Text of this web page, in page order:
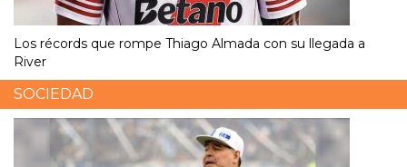
Los récords que rompe Thiago Almada con su llegada a
River
SOCIEDAD